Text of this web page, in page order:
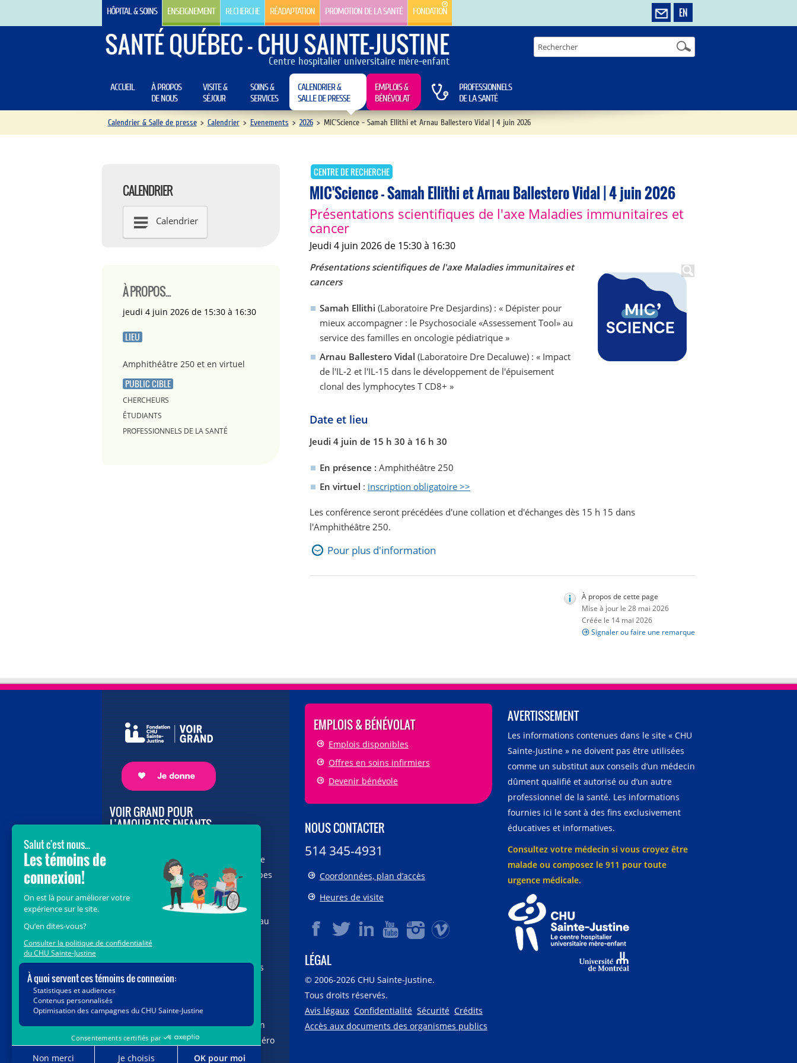
EN
HÔPITAL & SOINS ENSEIGNEMENT RECHERCHE RÉADAPTATION PROMOTION DE LA SANTÉ FONDATION
SANTÉ QUÉBEC - CHU SAINTE-JUSTINE
Centre hospitalier universitaire mère-enfant
ACCUEIL
À PROPOS
DE NOUS
VISITE &
SÉJOUR
SOINS &
SERVICES
CALENDRIER &
SALLE DE PRESSE
EMPLOIS &
BÉNÉVOLAT
PROFESSIONNELS
DE LA SANTÉ
Calendrier & Salle de presse > Calendrier > Evenements > 2026 > MIC'Science - Samah Ellithi et Arnau Ballestero Vidal | 4 juin 2026
CALENDRIER
Calendrier
À PROPOS...
jeudi 4 juin 2026 de 15:30 à 16:30
LIEU
Amphithéâtre 250 et en virtuel
PUBLIC CIBLE
CHERCHEURS
ÉTUDIANTS
PROFESSIONNELS DE LA SANTÉ
CENTRE DE RECHERCHE
MIC'Science - Samah Ellithi et Arnau Ballestero Vidal | 4 juin 2026
Présentations scientifiques de l'axe Maladies immunitaires et
cancer
jeudi 4 juin 2026 de 15:30 à 16:30
Présentations scientifiques de l'axe Maladies immunitaires et
cancers
Samah Ellithi (Laboratoire Pre Desjardins) : « Dépister pour
mieux accompagner : le Psychosociale «Assessement Tool» au
service des familles en oncologie pédiatrique »
Arnau Ballestero Vidal (Laboratoire Dre Decaluwe) : « Impact
de l'IL‑2 et l'IL‑15 dans le développement de l'épuisement
clonal des lymphocytes T CD8+ »
Date et lieu
Jeudi 4 juin de 15 h 30 à 16 h 30
En présence : Amphithéâtre 250
En virtuel : inscription obligatoire >>
Les conférence seront précédées d'une collation et d'échanges dès 15 h 15 dans
l'Amphithéâtre 250.
Pour plus d'information
À propos de cette page
Mise à jour le 28 mai 2026
Créée le 14 mai 2026
Signaler ou faire une remarque
VOIR GRAND POUR
L’AMOUR DES ENFANTS
vous au cœur de la campagne majeure
Voir Grand, nous conduisons les équipes
soignantes vers les opportunités de la
science et des nouvelles technologies
pour que chaque enfant, où qu’il soit au
Justine. Ensemble, unissons nos forces
pour leur avenir.
Merci de voir grand avec nous.
Vous pouvez également faire votre don
par la poste ou par téléphone au numéro
sans frais1-888-235-DONS (3667)
EMPLOIS & BÉNÉVOLAT
Emplois disponibles
Offres en soins infirmiers
Devenir bénévole
NOUS CONTACTER
514 345-4931
Coordonnées, plan d’accès
Heures de visite
LÉGAL
© 2006-2026CHU Sainte-Justine.
Tous droits réservés.
Avis légaux Confidentialité Sécurité Crédits
Accès aux documents des organismes publics
AVERTISSEMENT
Les informations contenues dans le site « CHU
Sainte-Justine » ne doivent pas être utilisées
comme un substitut aux conseils d’un médecin
dûment qualifié et autorisé ou d’un autre
professionnel de la santé. Les informations
fournies ici le sont à des fins exclusivement
éducatives et informatives.
Consultez votre médecin si vous croyez être
malade ou composez le 911 pour toute
urgence médicale.